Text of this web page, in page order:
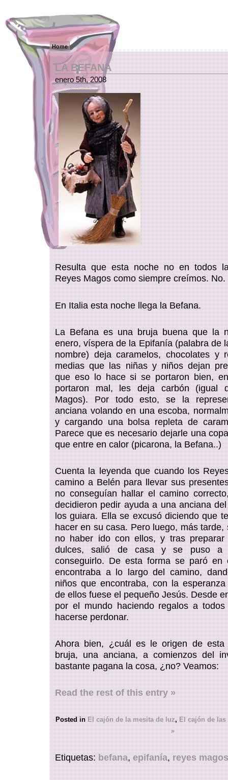
Home
LA BEFANA
enero 5th, 2008
Resulta que esta noche no en todos
Reyes Magos como siempre creímos. No.
En Italia esta noche llega la Befana.
La Befana es una bruja buena que la
enero, víspera de la Epifanía (palabra de
nombre) deja caramelos,chocolates y
medias que las niñas y niños dejan
que eso lo hace si se portaron bien,
portaron mal, les deja carbón (igual
Magos). Por todo esto, se la
anciana volando en una escoba,
y cargando una bolsa repleta de
Parece que es necesario dejarle una
que entre en calor (picarona, la Befana..)
Cuenta la leyenda que cuando los
camino a Belén para llevar sus
no conseguían hallar el camino
decidieron pedir ayuda a una anciana
los guiara. Ella se excusó diciendo que
hacer en su casa. Pero luego, más tarde,
no haber ido con ellos, y tras preparar
dulces, salió de casa y se puso a
conseguirlo. De esta forma se paró en
encontraba a lo largo del camino,
niños que encontraba, con la
de ellos fuese el pequeño Jesús. Desde
por el mundo haciendo regalos a
hacerse perdonar.
Ahora bien, ¿cuál es le origen de esta
bruja, una anciana, a comienzos del
bastante pagana la cosa, ¿no? Veamos:
Read the rest of this entry »
Posted inEl cajón de la mesita de luz,El cajón de las
»
Etiquetas:befana,epifanía,reyes magos